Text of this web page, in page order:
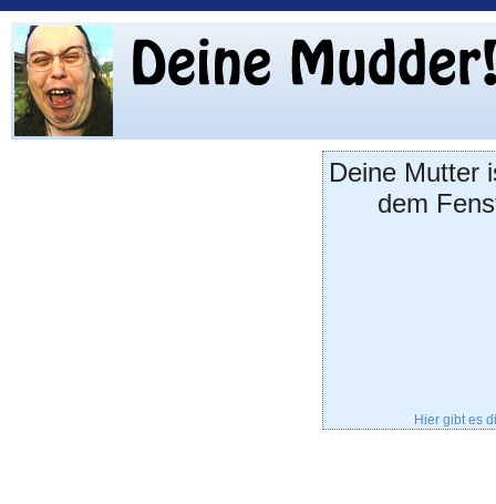
Deine Mutter
dem
Hier gibt es